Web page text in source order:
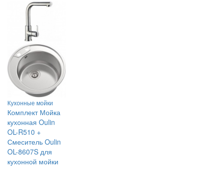
Кухонные мойки
Комплект Мойка
кухонная Oulin
OL-R510 +
Смеситель Oulin
OL-8607S для
кухонной мойки